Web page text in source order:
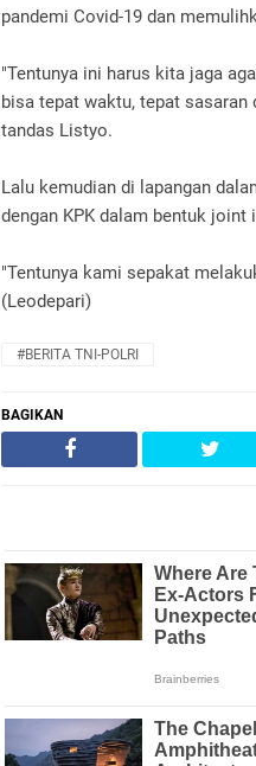
pandemi Covid-19 dan
"Tentunya ini harus kita jaga
bisa tepat waktu, tepat sasaran
tandas Listyo.
Lalu kemudian di lapangan
dengan KPK dalam bentuk joint
"Tentunya kami sepakat
(Leodepari)
#BERITA TNI-POLRI
BAGIKAN